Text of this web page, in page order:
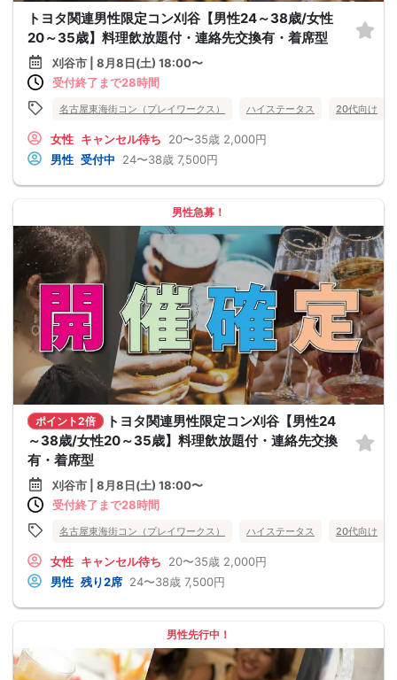
トヨタ関連男性限定コン刈谷【男性24～38歳/女性
20～35歳】料理飲放題付・連絡先交換有・着席型
刈谷市 | 8月8日(土) 18:00〜
受付終了まで28時間
名古屋東海街コン（プレイワークス） ハイステータス 20代向け
女性 キャンセル待ち 20〜35歳 2,000円
男性 受付中 24〜38歳 7,500円
男性急募！
ポイント2倍
トヨタ関連男性限定コン刈谷【男性24
～38歳/女性20～35歳】料理飲放題付・連絡先交換
有・着席型
刈谷市 | 8月8日(土) 18:00〜
受付終了まで28時間
名古屋東海街コン（プレイワークス） ハイステータス 20代向け
女性 キャンセル待ち 20〜35歳 2,000円
男性 残り2席 24〜38歳 7,500円
男性先行中！